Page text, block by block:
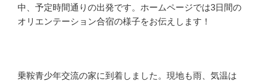
中、予定時間通りの出発です。ホームページでは3日間の
オリエンテーション合宿の様子をお伝えします！
乗鞍青少年交流の家に到着しました。現地も雨、気温は